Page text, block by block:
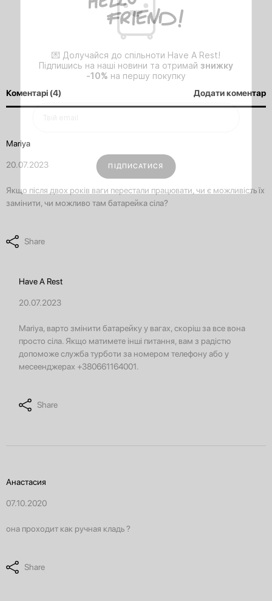
Коментарі (4) Додати коментар
Mariya
20.07.2023
Якщо після двох років ваги перестали працювати, чи є можливість їх
замінити, чи можливо там батарейка сіла?
Share
Have A Rest
20.07.2023
Mariya, варто змінити батарейку у вагах, скоріш за все вона
просто сіла. Якщо матимете інші питання, вам з радістю
допоможе служба турботи за номером телефону або у
месеенджерах +380661164001.
Share
Анастасия
07.10.2020
она проходит как ручная кладь ?
Share
💌 Долучайся до спільноти Have A Rest!
Підпишись на наші новини та отримай знижку
-10% на першу покупку